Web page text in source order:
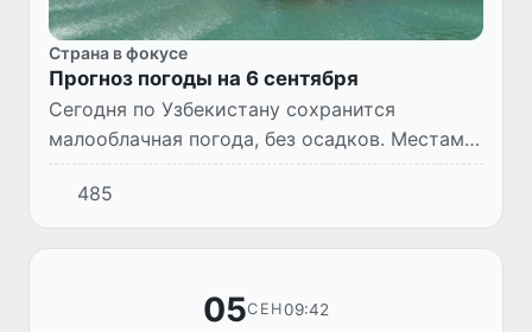
Страна в фокусе
Прогноз погоды на 6 сентября
Сегодня по Узбекистану сохранится
малооблачная погода, без осадков. Местами
по республике возможно усиление ветра до
17-22 м/с. Температура воздуха составит 34-
39°С.
485
05СЕН09:42